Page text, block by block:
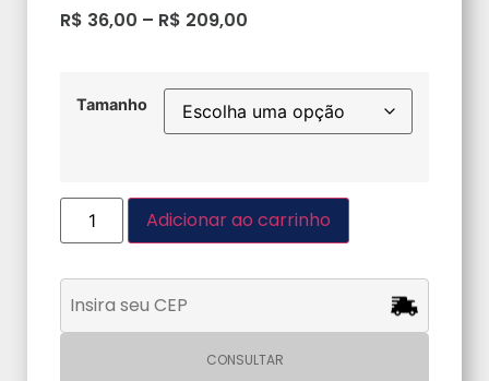
R$ 36,00 – R$ 209,00
Tamanho
Adicionar ao carrinho
CONSULTAR